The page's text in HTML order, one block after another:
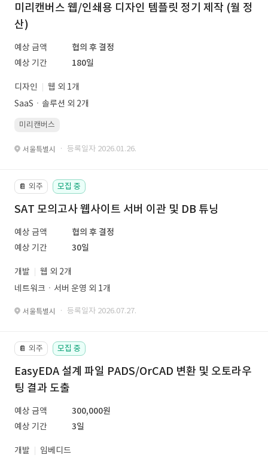
미리캔버스 웹/인쇄용 디자인 템플릿 정기 제작 (월 정
산)
예상 금액
협의 후 결정
예상 기간
180일
디자인
웹 외 1개
SaaSㆍ솔루션 외 2개
미리캔버스
서울특별시 · 등록일자 2026.01.26.
📔 외주 모집 중
SAT 모의고사 웹사이트 서버 이관 및 DB 튜닝
예상 금액
협의 후 결정
예상 기간
30일
개발
웹 외 2개
네트워크ㆍ서버 운영 외 1개
서울특별시 · 등록일자 2026.07.27.
📔 외주 모집 중
EasyEDA 설계 파일 PADS/OrCAD 변환 및 오토라우
팅 결과 도출
예상 금액
300,000원
예상 기간
3일
개발
임베디드